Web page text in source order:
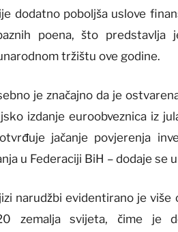
dodatno poboljša uslove
poena, što predstavlja
tržištu ove godine.
je značajno da je
izdanje euroobveznica iz
jačanje povjerenja
u Federaciji BiH – dodaje se
narudžbi evidentirano je
zemalja svijeta, čime je